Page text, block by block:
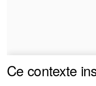
Ce contexte